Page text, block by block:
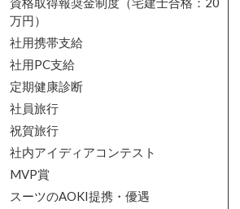
万円）
社用携帯支給
社用PC支給
定期健康診断
社員旅行
祝賀旅行
社内アイディアコンテスト
MVP賞
スーツのAOKI提携・優遇